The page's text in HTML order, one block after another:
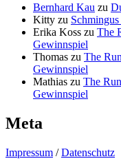
Bernhard Kau zu
Kitty zu
Erika Koss zu The
Gewinnspiel
Thomas zu The
Gewinnspiel
Mathias zu The
Gewinnspiel
Meta
Impressum /Datenschutz